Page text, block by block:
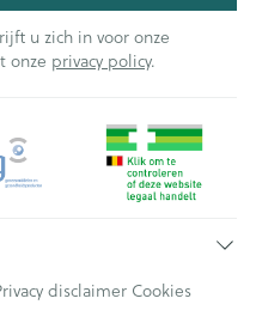
u zich in voor onze
onze privacy policy.
disclaimer Cookies